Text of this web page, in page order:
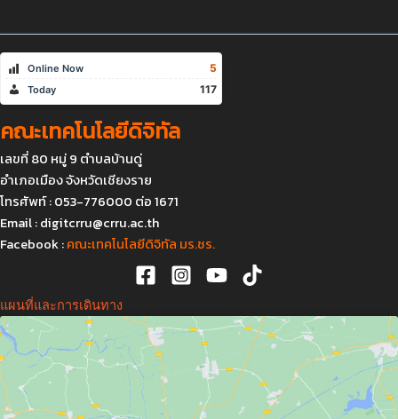
Online Now 5
Today 117
คณะเทคโนโลยีดิจิทัล
เลขที่ 80 หมู่ 9 ตำบลบ้านดู่
อำเภอเมือง จังหวัดเชียงราย
โทรศัพท์ : 053-776000 ต่อ 1671
Email :digitcrru@crru.ac.th
Facebook :คณะเทคโนโลยีดิจิทัล มร.ชร.
แผนที่และการเดินทาง